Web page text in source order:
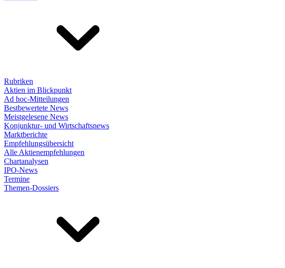
Rubriken
Aktien im Blickpunkt
Ad hoc-Mitteilungen
Bestbewertete News
Meistgelesene News
Konjunktur- und Wirtschaftsnews
Marktberichte
Empfehlungsübersicht
Alle Aktienempfehlungen
Chartanalysen
IPO-News
Termine
Themen-Dossiers